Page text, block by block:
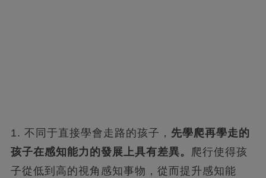
1. 不同于直接學會走路的孩子， 先學爬再學走的
孩子在感知能力的發展上具有差異。 爬行使得孩
子從低到高的視角感知事物，從而提升感知能